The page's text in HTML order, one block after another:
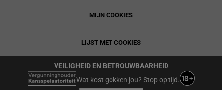
MIJN COOKIES
LIJST MET COOKIES
VEILIGHEID EN BETROUWBAARHEID
Wat kost gokken jou? Stop op tijd.